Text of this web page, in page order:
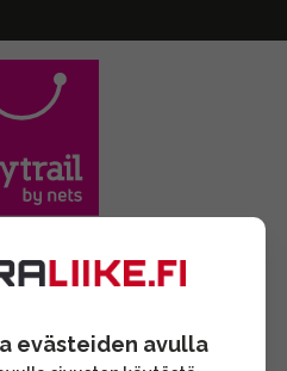
evästeiden avulla